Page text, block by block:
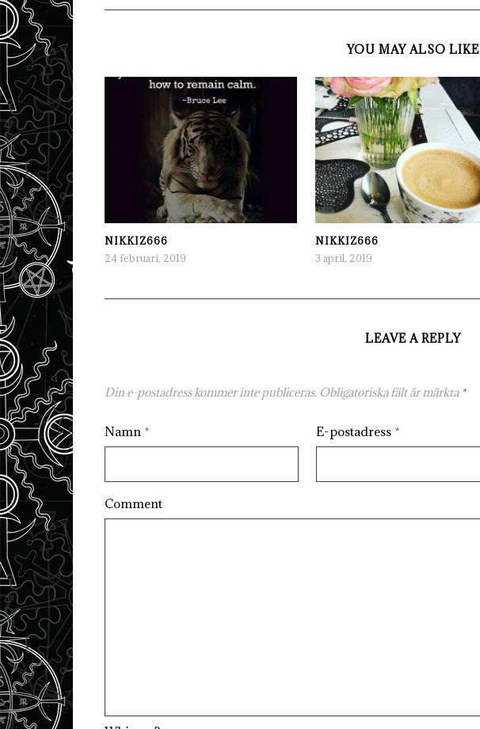
YOU MAY ALSO LIKE
NIKKIZ666
24 februari, 2019
NIKKIZ666
3 april, 2019
LEAVE A REPLY
Din e-postadress kommer inte publiceras. Obligatoriska fält är märkta *
Namn * E-postadress *
Comment